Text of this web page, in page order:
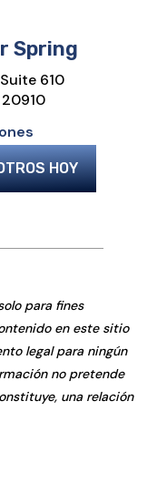
Spring
610
HOY
para fines
en este sitio
legal para ningún
no pretende
una relación